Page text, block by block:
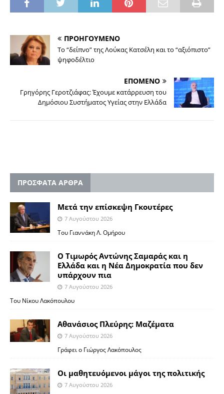
ΠΡΟΗΓΟΥΜΕΝΟ
Το “δείπνο” της Λούκας Κατσέλη και το “αξιόπιστο”
ψηφοδέλτιο
ΕΠΟΜΕΝΟ
Γρηγόρης Γεροτζιάφας: Έχουμε κατάρρευση του
Δημόσιου Συστήματος Υγείας στην Ελλάδα
ΠΡΟΣΦΑΤΑ ΑΡΘΡΑ
Μετά την επίσκεψη Γκουτέρες
7 Αυγούστου 2026
Του Γιαννάκη Λ. Ομήρου
Ο Τιμωρός Αντώνης Σαμαράς και η
Ελλάδα και η Νέα Δημοκρατία που δεν
υπάρχουν πια
7 Αυγούστου 2026
Του Νίκου Λακόπουλου
Αθανάσιος Πλεύρης: Μαζέματα
7 Αυγούστου 2026
Γράφει ο Γιώργος Λακόπουλος
Οι μαθητευόμενοι μάγοι της πολιτικής
7 Αυγούστου 2026